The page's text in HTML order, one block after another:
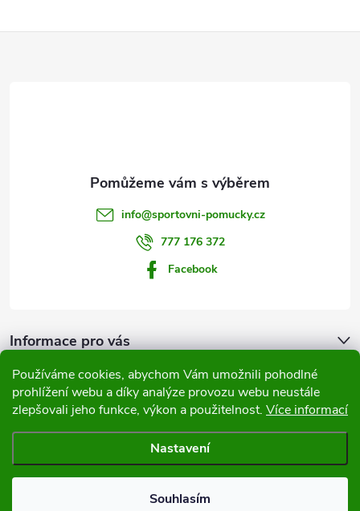
Používáme cookies, abychom Vám umožnili pohodlné
prohlížení webu a díky analýze provozu webu neustále
zlepšovali jeho funkce, výkon a použitelnost. Více informací
Nastavení
Souhlasím
info@sportovni-pomucky.cz
777 176 372
Facebook
Informace pro vás
Přijímáme online platby
Copyright 2026Sportovní pomůcky. Všechna práva vyhrazena.